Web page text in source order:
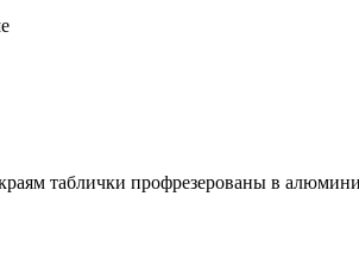
таблички профрезерованы в